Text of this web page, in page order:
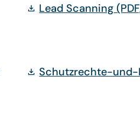
Lead Scanning
Schutzrechte-und-